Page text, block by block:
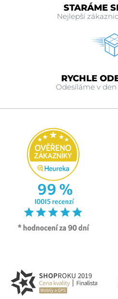
STARÁME
Nejlepší
RYCHLE
Odesíláme v